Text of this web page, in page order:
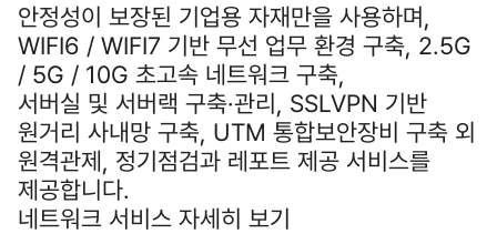
안정성이 보장된 기업용 자재만을 사용하며,
WIFI6 / WIFI7 기반 무선 업무 환경 구축, 2.5G
/ 5G / 10G 초고속 네트워크 구축,
서버실 및 서버랙 구축·관리, SSLVPN 기반
원거리 사내망 구축, UTM 통합보안장비 구축 외
원격관제, 정기점검과 레포트 제공 서비스를
제공합니다.
네트워크 서비스 자세히 보기